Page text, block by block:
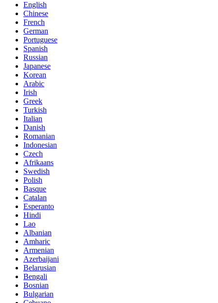
English
Chinese
French
German
Portuguese
Spanish
Russian
Japanese
Korean
Arabic
Irish
Greek
Turkish
Italian
Danish
Romanian
Indonesian
Czech
Afrikaans
Swedish
Polish
Basque
Catalan
Esperanto
Hindi
Lao
Albanian
Amharic
Armenian
Azerbaijani
Belarusian
Bengali
Bosnian
Bulgarian